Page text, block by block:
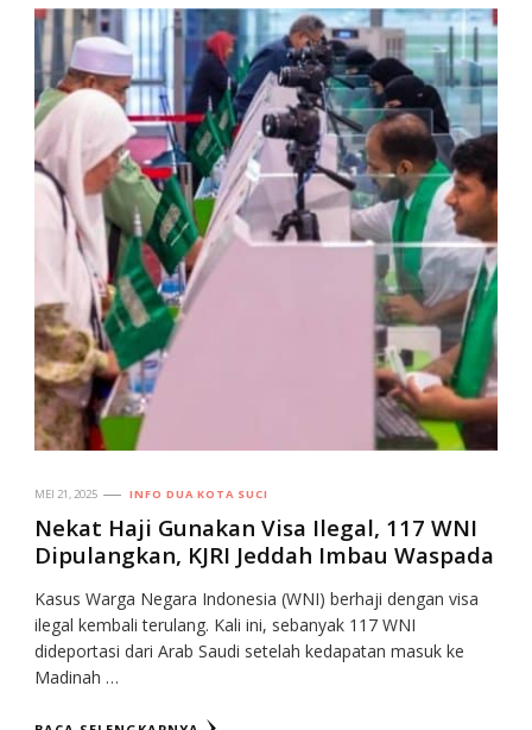
MEI 21, 2025 INFO DUA KOTA SUCI
Nekat Haji Gunakan Visa Ilegal, 117 WNI
Dipulangkan, KJRI Jeddah Imbau Waspada
Kasus Warga Negara Indonesia (WNI) berhaji dengan visa
ilegal kembali terulang. Kali ini, sebanyak 117 WNI
dideportasi dari Arab Saudi setelah kedapatan masuk ke
Madinah …